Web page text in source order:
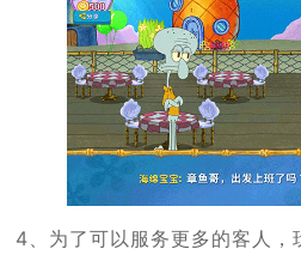
4、为了可以服务更多的客人，